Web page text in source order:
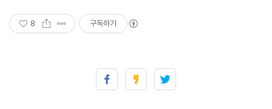
8 구독하기